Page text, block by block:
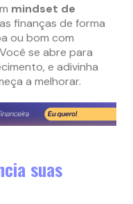
mindset de
finanças de forma
ou bom com
se abre para
e adivinha
a melhorar.
suas